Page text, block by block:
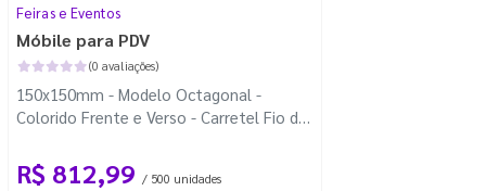
Feiras e Eventos
Móbile para PDV
(0 avaliações)
150x150mm - Modelo Octagonal -
Colorido Frente e Verso - Carretel Fio de
R$ 812,99 / 500 unidades